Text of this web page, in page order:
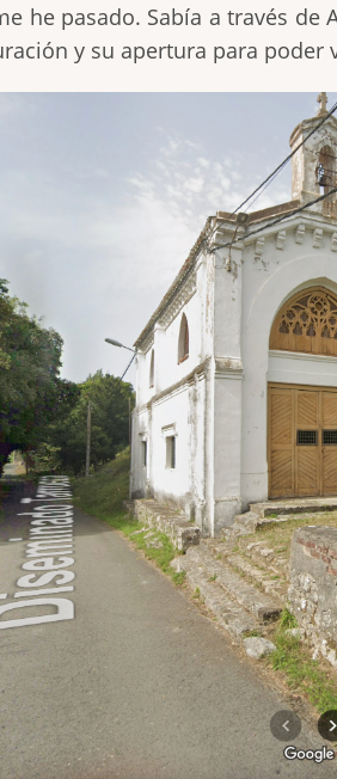
he pasado. Sabía a través de
y su apertura para poder